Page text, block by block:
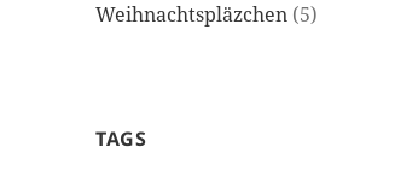
Weihnachtspläzchen (5)
TAGS